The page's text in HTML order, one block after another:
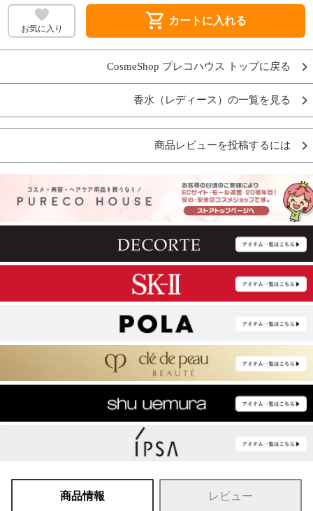
お気に入り shopping_cart カートに入れる
CosmeShop プレコハウス トップに戻る
香水（レディース）の一覧を見る
商品レビューを投稿するには
商品情報 レビュー